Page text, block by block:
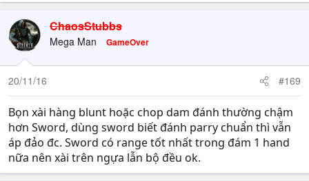
ChaosStubbs
Mega Man GameOver
20/11/16 #169
Bọn xài hàng blunt hoặc chop dam đánh thường chậm
hơn Sword, dùng sword biết đánh parry chuẩn thì vẫn
áp đảo đc. Sword có range tốt nhất trong đám 1 hand
nữa nên xài trên ngựa lẫn bộ đều ok.